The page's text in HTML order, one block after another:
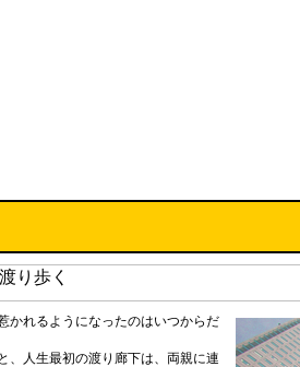
かれるようになったのはいつからだ
、人生最初の渡り廊下は、両親に連